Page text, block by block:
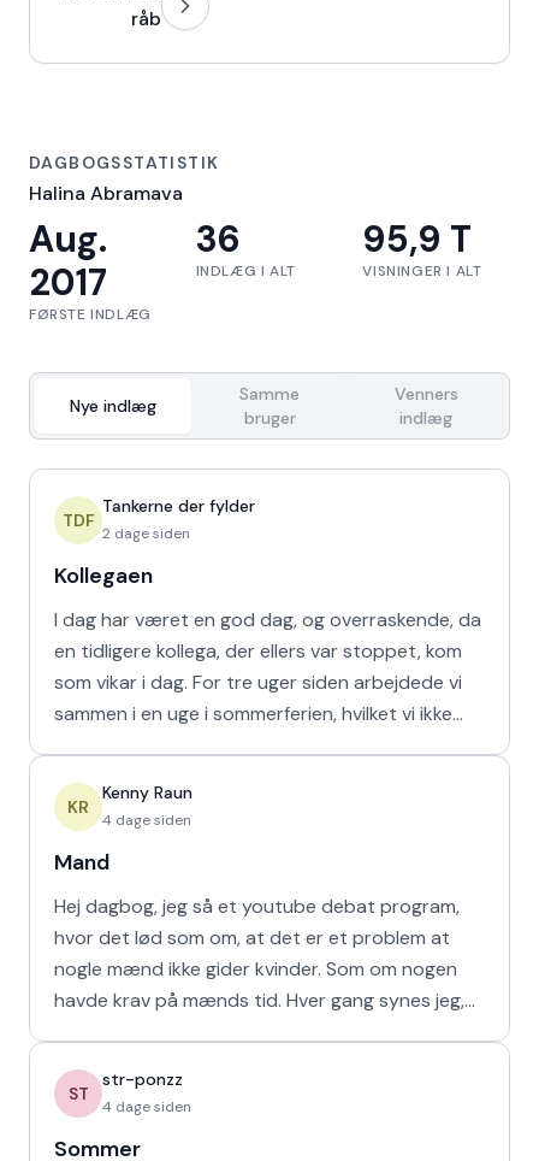
råb
DAGBOGSSTATISTIK
Halina Abramava
Aug.
2017
FØRSTE INDLÆG
36
INDLÆG I ALT
95,9 T
VISNINGER I ALT
Nye indlæg
Samme
bruger
Venners
indlæg
TDF
Tankerne der fylder
2 dage siden
Kollegaen
I dag har været en god dag, og overraskende, da
en tidligere kollega, der ellers var stoppet, kom
som vikar i dag. For tre uger siden arbejdede vi
sammen i en uge i sommerferien, hvilket vi ikke
KR
Kenny Raun
4 dage siden
Mand
Hej dagbog, jeg så et youtube debat program,
hvor det lød som om, at det er et problem at
nogle mænd ikke gider kvinder. Som om nogen
havde krav på mænds tid. Hver gang synes jeg,
ST
str-ponzz
4 dage siden
Sommer